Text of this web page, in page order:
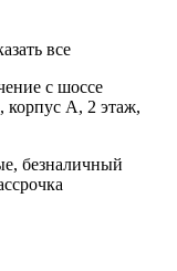
все
с шоссе
А, 2 этаж,
безналичный